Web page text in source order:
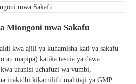
Miongoni mwa Sakafu
kwa ajili ya kuhamisha kati ya sakafu
au mapipa) katika tasnia ya dawa.
ufanisi uchafuzi wa vumbi,
inakidhi kikamilifu mahitaji ya GMP...